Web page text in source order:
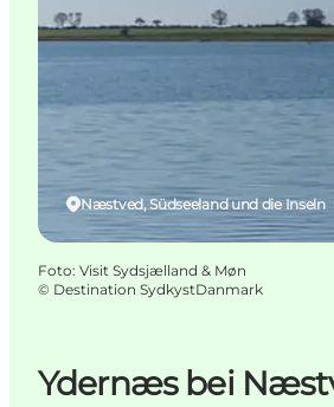
Ydernæs bei
Næstved, Südseeland und die Inseln
Foto: Visit Sydsjælland & Møn
© Destination SydkystDanmark